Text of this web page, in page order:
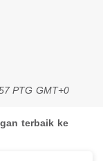
PTG GMT+0
terbaik ke